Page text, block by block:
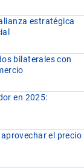
estratégica
bilaterales con
en 2025:
el precio